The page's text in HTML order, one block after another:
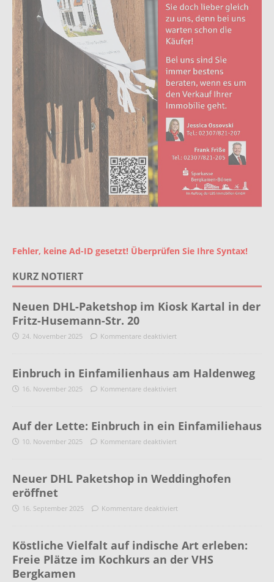
Fehler, keine Ad-ID gesetzt! Überprüfen Sie Ihre Syntax!
KURZ NOTIERT
Neuen DHL-Paketshop im Kiosk Kartal in der
Fritz-Husemann-Str. 20
24. November 2025 Kommentare deaktiviert
Einbruch in Einfamilienhaus am Haldenweg
16. November 2025 Kommentare deaktiviert
Auf der Lette: Einbruch in ein Einfamiliehaus
10. November 2025 Kommentare deaktiviert
Neuer DHL Paketshop in Weddinghofen
eröffnet
16. September 2025 Kommentare deaktiviert
Köstliche Vielfalt auf indische Art erleben:
Freie Plätze im Kochkurs an der VHS
Bergkamen